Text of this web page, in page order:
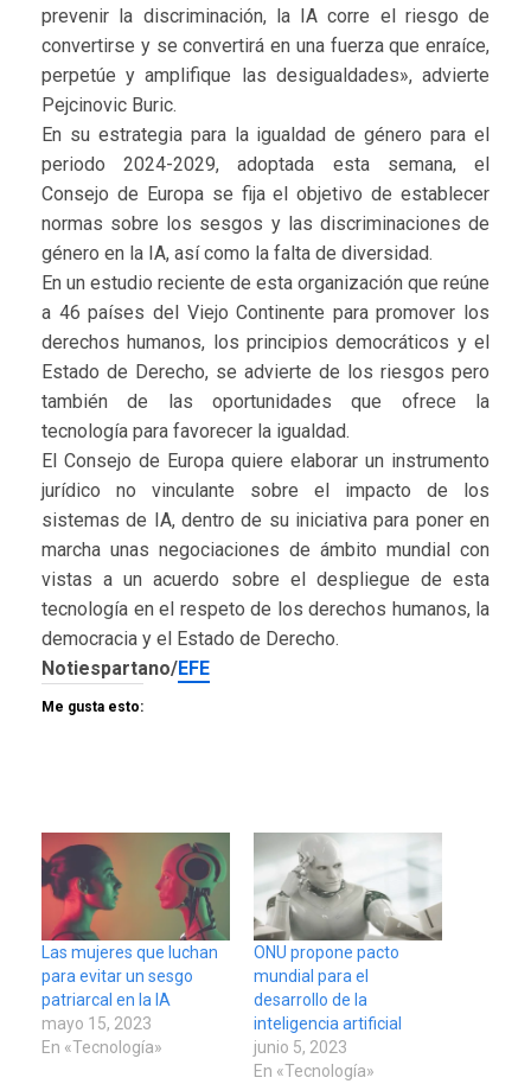
prevenir la discriminación, la IA corre el riesgo de
convertirse y se convertirá en una fuerza que enraíce,
perpetúe y amplifique las desigualdades», advierte
Pejcinovic Buric.
En su estrategia para la igualdad de género para el
periodo 2024-2029, adoptada esta semana, el
Consejo de Europa se fija el objetivo de establecer
normas sobre los sesgos y las discriminaciones de
género en la IA, así como la falta de diversidad.
En un estudio reciente de esta organización que reúne
a 46 países del Viejo Continente para promover los
derechos humanos, los principios democráticos y el
Estado de Derecho, se advierte de los riesgos pero
también de las oportunidades que ofrece la
tecnología para favorecer la igualdad.
El Consejo de Europa quiere elaborar un instrumento
jurídico no vinculante sobre el impacto de los
sistemas de IA, dentro de su iniciativa para poner en
marcha unas negociaciones de ámbito mundial con
vistas a un acuerdo sobre el despliegue de esta
tecnología en el respeto de los derechos humanos, la
democracia y el Estado de Derecho.
Notiespartano/EFE
Me gusta esto:
Las mujeres que luchan
para evitar un sesgo
patriarcal en la IA
mayo 15, 2023
En «Tecnología»
ONU propone pacto
mundial para el
desarrollo de la
inteligencia artificial
junio 5, 2023
En «Tecnología»